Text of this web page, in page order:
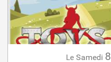
Le Samedi 8